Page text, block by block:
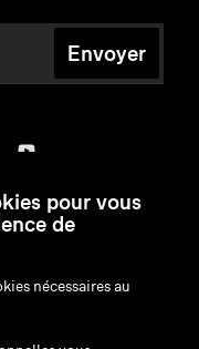
Envoyer
pour vous
de
nécessaires au